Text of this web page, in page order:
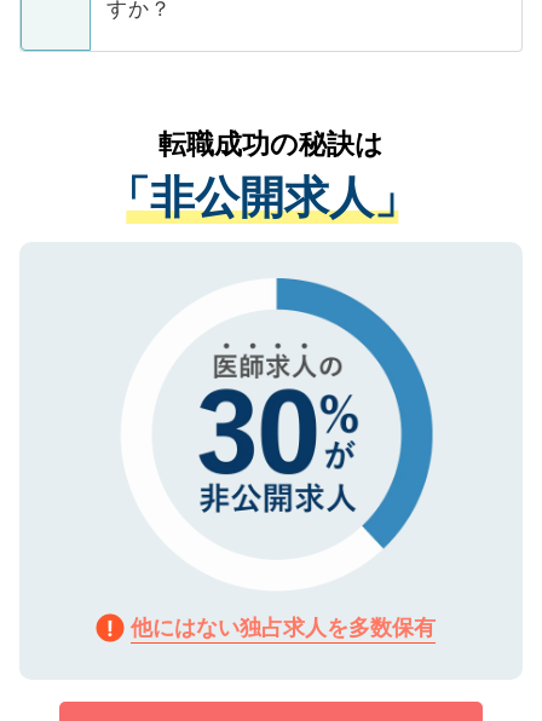
ています。
支援を目的に使用いたします。お預かりし
ているすべての個人データはご本人の許可
は、個人情報の取り扱いについての厳密な
管理基準を満たした事業者のみに付与され
る、プライバシーマークを取得済みです。
で、機密保持に関してもご安心ください。
すか？
かがいして、現在の医療機関の状況や紹介
経験をまじえながら、適切なアドバイスを
させていただきます。すぐにご転職をされ
ない方には、長期的なサポートが可能です
ので、まずはご登録ください。
転職成功の秘訣は
「非公開求人」
他にはない独占求人を多数保有